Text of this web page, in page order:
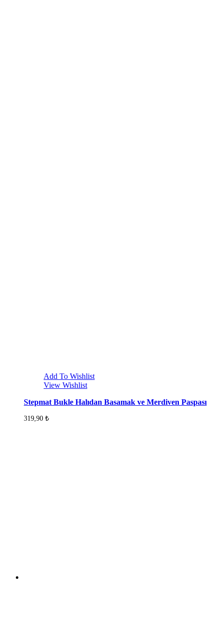
Add To Wishlist
View Wishlist
Stepmat Bukle Halıdan Basamak ve Merdiven Paspası
319,90 ₺